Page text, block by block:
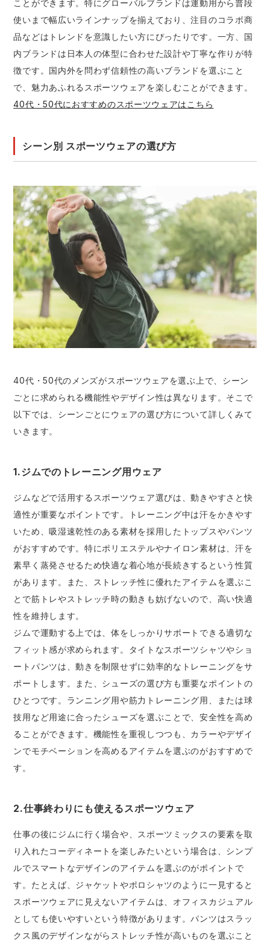
ことができます。特にグローバルブランドは運動用から普段
使いまで幅広いラインナップを揃えており、注目のコラボ商
品などはトレンドを意識したい方にぴったりです。一方、国
内ブランドは日本人の体型に合わせた設計や丁寧な作りが特
徴です。国内外を問わず信頼性の高いブランドを選ぶこと
で、魅力あふれるスポーツウェアを楽しむことができます。
40代・50代におすすめのスポーツウェアはこちら
シーン別 スポーツウェアの選び方
40代・50代のメンズがスポーツウェアを選ぶ上で、シーン
ごとに求められる機能性やデザイン性は異なります。そこで
以下では、シーンごとにウェアの選び方について詳しくみて
いきます。
1.ジムでのトレーニング用ウェア
ジムなどで活用するスポーツウェア選びは、動きやすさと快
適性が重要なポイントです。トレーニング中は汗をかきやす
いため、吸湿速乾性のある素材を採用したトップスやパンツ
がおすすめです。特にポリエステルやナイロン素材は、汗を
素早く蒸発させるため快適な着心地が長続きするという性質
があります。また、ストレッチ性に優れたアイテムを選ぶこ
とで筋トレやストレッチ時の動きも妨げないので、高い快適
性を維持します。
ジムで運動する上では、体をしっかりサポートできる適切な
フィット感が求められます。タイトなスポーツシャツやショ
ートパンツは、動きを制限せずに効率的なトレーニングをサ
ポートします。また、シューズの選び方も重要なポイントの
ひとつです。ランニング用や筋力トレーニング用、または球
技用など用途に合ったシューズを選ぶことで、安全性を高め
ることができます。機能性を重視しつつも、カラーやデザイ
ンでモチベーションを高めるアイテムを選ぶのがおすすめで
す。
2.仕事終わりにも使えるスポーツウェア
仕事の後にジムに行く場合や、スポーツミックスの要素を取
り入れたコーディネートを楽しみたいという場合は、シンプ
ルでスマートなデザインのアイテムを選ぶのがポイントで
す。たとえば、ジャケットやポロシャツのように一見すると
スポーツウェアに見えないアイテムは、オフィスカジュアル
としても使いやすいという特徴があります。パンツはスラッ
クス風のデザインながらストレッチ性が高いものを選ぶこと